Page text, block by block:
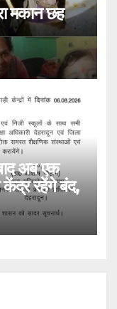
छह
अब एक
रहेंगे बंद,